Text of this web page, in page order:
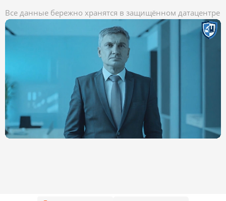
Все данные бережно хранятся в защищённом датацентре